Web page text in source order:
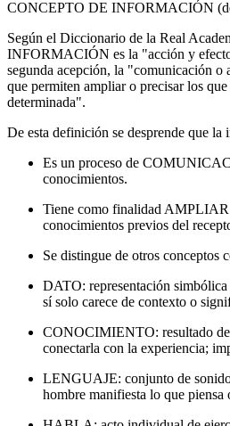
CONCEPTO DE INFORMACIÓN
Según el Diccionario de la Real
INFORMACIÓN es la "acción y
segunda acepción, la "comunicación o
que permiten ampliar o precisar los que
determinada".
De esta definición se desprende que la
Es un proceso de
conocimientos.
Tiene como finalidad
conocimientos previos del
Se distingue de otros conceptos
DATO: representación
sí solo carece de contexto o
CONOCIMIENTO: resultado
conectarla con la experiencia;
LENGUAJE: conjunto de
hombre manifiesta lo que piensa